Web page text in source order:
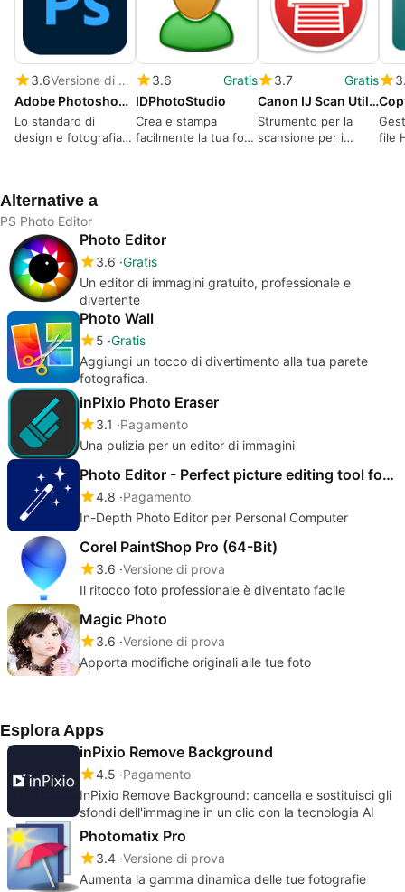
3.6
Versione di prova
Adobe Photoshop CC
Lo standard di
design e fotografia
3.6
Gratis
IDPhotoStudio
Crea e stampa
facilmente la tua foto
3.7
Gratis
Canon IJ Scan Utility
Strumento per la
scansione per i
file
Alternative a
PS Photo Editor
Photo Editor
3.6 Gratis
Un editor di immagini gratuito, professionale e
divertente
Photo Wall
5 Gratis
Aggiungi un tocco di divertimento alla tua parete
fotografica.
inPixio Photo Eraser
3.1
Pagamento
Una pulizia per un editor di immagini
Photo Editor - Perfect picture editing tool for Photoshop
4.8 Pagamento
In-Depth Photo Editor per Personal Computer
Corel PaintShop Pro (64-Bit)
3.6 Versione di prova
Il ritocco foto professionale è diventato facile
Magic Photo
3.6 Versione di prova
Apporta modifiche originali alle tue foto
Esplora Apps
inPixio Remove Background
4.5 Pagamento
InPixio Remove Background: cancella e sostituisci gli
sfondi dell'immagine in un clic con la tecnologia AI
Photomatix Pro
3.4 Versione di prova
Aumenta la gamma dinamica delle tue fotografie